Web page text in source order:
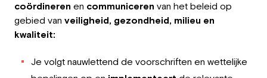
coördineren en communiceren van het beleid op
gebied van veiligheid, gezondheid, milieu en
kwaliteit:
Je volgt nauwlettend de voorschriften en wettelijke